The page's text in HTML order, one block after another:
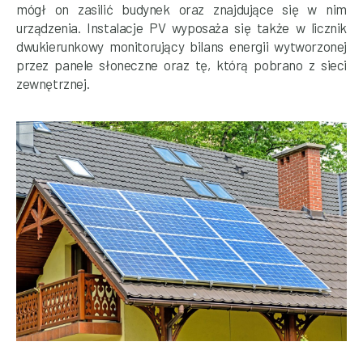
mógł on zasilić budynek oraz znajdujące się w nim
urządzenia. Instalacje PV wyposaża się także w licznik
dwukierunkowy monitorujący bilans energii wytworzonej
przez panele słoneczne oraz tę, którą pobrano z sieci
zewnętrznej.